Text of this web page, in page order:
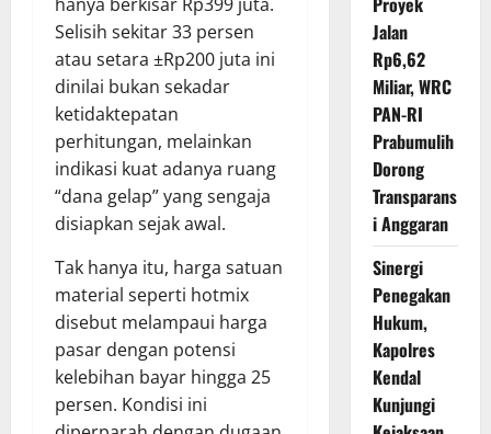
Selisih sekitar 33 persen
atau setara ±Rp200 juta ini
dinilai bukan sekadar
ketidaktepatan
perhitungan, melainkan
indikasi kuat adanya ruang
“dana gelap” yang sengaja
disiapkan sejak awal.
Tak hanya itu, harga satuan
material seperti hotmix
disebut melampaui harga
pasar dengan potensi
kelebihan bayar hingga 25
persen. Kondisi ini
Jalan
Rp6,62
Miliar, WRC
PAN-RI
Prabumulih
Dorong
Transparans
i Anggaran
Sinergi
Penegakan
Hukum,
Kapolres
Kendal
Kunjungi